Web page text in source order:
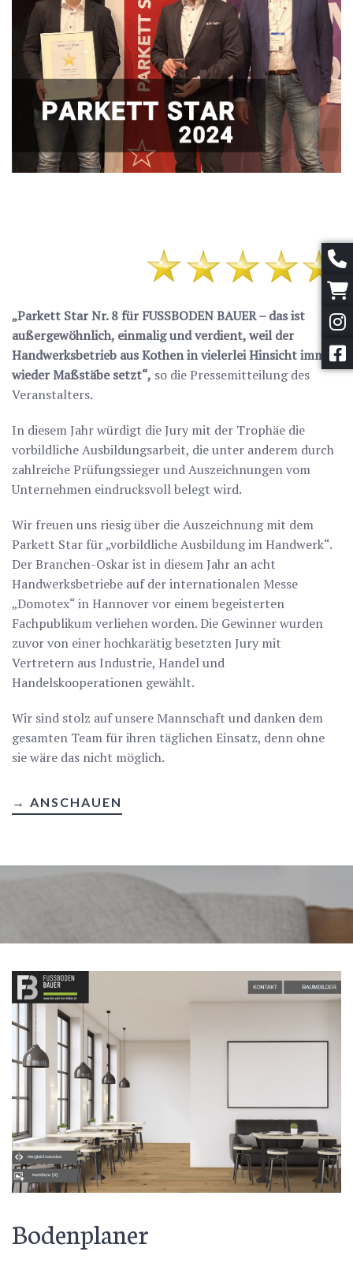
„Parkett Star Nr. 8 für FUSSBODEN BAUER – das ist
außergewöhnlich, einmalig und verdient, weil der
Handwerksbetrieb aus Kothen in vielerlei Hinsicht immer
wieder Maßstäbe setzt“, so die Pressemitteilung des
Veranstalters.
In diesem Jahr würdigt die Jury mit der Trophäe die
vorbildliche Ausbildungsarbeit, die unter anderem durch
zahlreiche Prüfungssieger und Auszeichnungen vom
Unternehmen eindrucksvoll belegt wird.
Wir freuen uns riesig über die Auszeichnung mit dem
Parkett Star für „vorbildliche Ausbildung im Handwerk“.
Der Branchen-Oskar ist in diesem Jahr an acht
Handwerksbetriebe auf der internationalen Messe
„Domotex“ in Hannover vor einem begeisterten
Fachpublikum verliehen worden. Die Gewinner wurden
zuvor von einer hochkarätig besetzten Jury mit
Vertretern aus Industrie, Handel und
Handelskooperationen gewählt.
Wir sind stolz auf unsere Mannschaft und danken dem
gesamten Team für ihren täglichen Einsatz, denn ohne
sie wäre das nicht möglich.
→ ANSCHAUEN
Bodenplaner